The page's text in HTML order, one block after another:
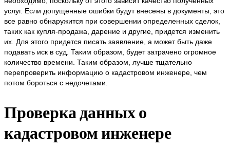
услуг. Если допущенные ошибки будут внесены в документы, это
все равно обнаружится при совершении определенных сделок,
таких как купля-продажа, дарение и другие, придется изменить
их. Для этого придется писать заявление, а может быть даже
подавать иск в суд. Таким образом, будет затрачено огромное
количество времени. Таким образом, лучше тщательно
перепроверить информацию о кадастровом инженере, чем
потом бороться с недочетами.
Проверка данных о
кадастровом инженере